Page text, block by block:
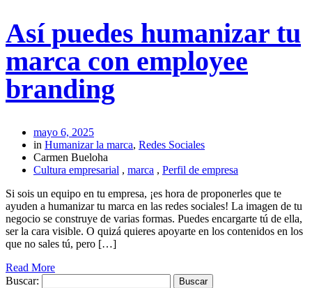
Así puedes humanizar tu
marca con employee
branding
mayo 6, 2025
in Humanizar la marca, Redes Sociales
Carmen Bueloha
Cultura empresarial , marca , Perfil de empresa
Si sois un equipo en tu empresa, ¡es hora de proponerles que te
ayuden a humanizar tu marca en las redes sociales! La imagen de tu
negocio se construye de varias formas. Puedes encargarte tú de ella,
ser la cara visible. O quizá quieres apoyarte en los contenidos en los
que no sales tú, pero […]
Read More
Buscar: